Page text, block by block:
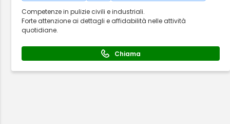
Competenze in pulizie civili e industriali.
Forte attenzione ai dettagli e affidabilità nelle attività
quotidiane.
Chiama